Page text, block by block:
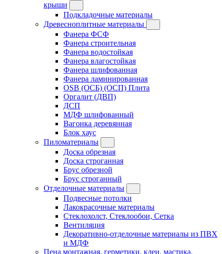
крыши
Подкладочные материалы
Древесноплитные материалы
Фанера ФСФ
Фанера строительная
Фанера водостойкая
Фанера влагостойкая
Фанера шлифованная
Фанера ламинированная
OSB (ОСБ) (ОСП) Плита
Оргалит (ДВП)
ДСП
МДФ шлифованный
Вагонка деревянная
Блок хаус
Пиломатериалы
Доска обрезная
Доска строганная
Брус обрезной
Брус строганный
Отделочные материалы
Подвесные потолки
Лакокрасочные материалы
Стеклохолст, Стеклообои, Сетка
Вентиляция
Декоративно-отделочные материалы из ПВХ
и МДФ
Пена монтажная, герметики, клеи, мастика,